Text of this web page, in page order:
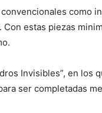
estas piezas
Invisibles”, en
ser completadas